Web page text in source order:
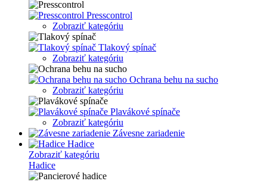
Presscontrol
Zobraziť kategóriu
Tlakový spínač
Zobraziť kategóriu
Ochrana behu na sucho
Zobraziť kategóriu
Plavákové spínače
Zobraziť kategóriu
Závesne zariadenie
Hadice
Zobraziť kategóriu
Hadice